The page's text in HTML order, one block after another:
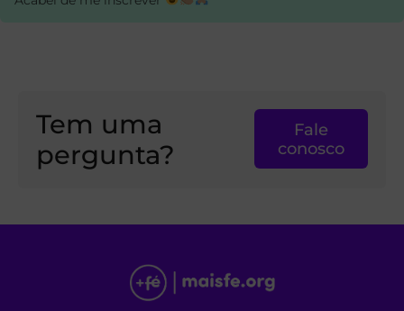
Tem uma
pergunta?
Fale
conosco